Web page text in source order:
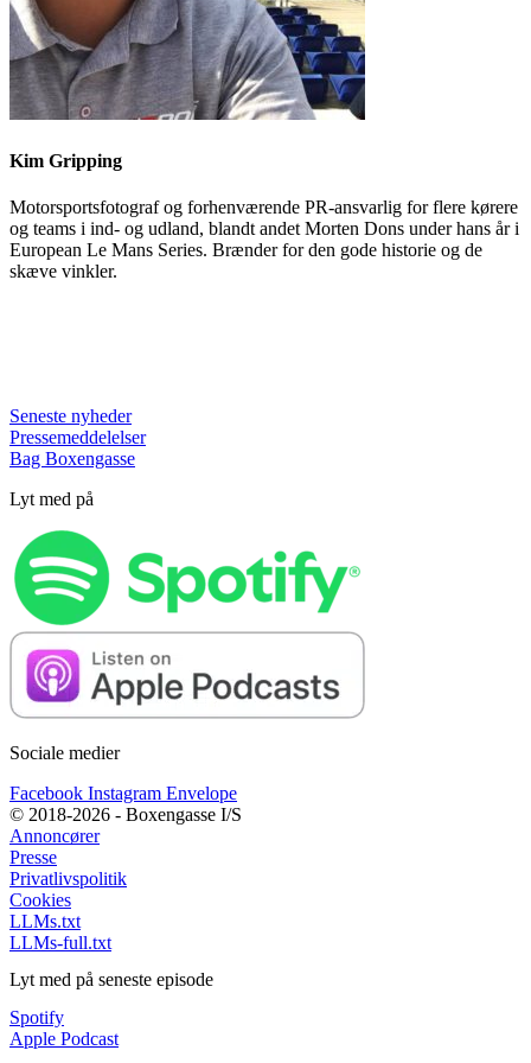
Kim Gripping
Motorsportsfotograf og forhenværende PR-ansvarlig for flere kørere
og teams i ind- og udland, blandt andet Morten Dons under hans år i
European Le Mans Series. Brænder for den gode historie og de
skæve vinkler.
Seneste nyheder
Pressemeddelelser
Bag Boxengasse
Lyt med på
Sociale medier
Facebook Instagram Envelope
© 2018-2026 - Boxengasse I/S
Annoncører
Presse
Privatlivspolitik
Cookies
LLMs.txt
LLMs-full.txt
Lyt med på seneste episode
Spotify
Apple Podcast